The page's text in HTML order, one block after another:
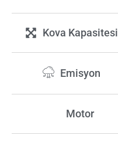
Kova Kapasitesi
Emisyon
Motor